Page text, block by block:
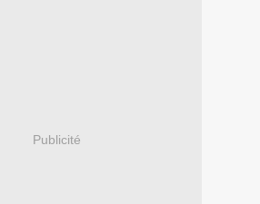
Publicité